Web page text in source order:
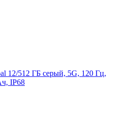
12/512 ГБ серый, 5G, 120 Гц,
IP68